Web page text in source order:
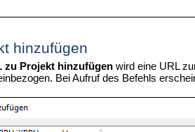
hinzufügen
zu Projekt hinzufügenwird eine URL
Bei Aufruf des Befehls